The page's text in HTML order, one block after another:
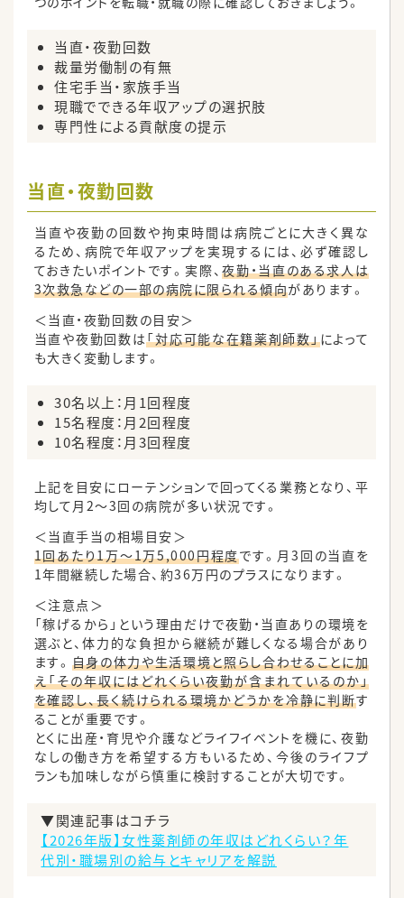
当直・夜勤回数
裁量労働制の有無
住宅手当・家族手当
現職でできる年収アップの選択肢
専門性による貢献度の提示
当直・夜勤回数
当直や夜勤の回数や拘束時間は病院ごとに大きく異な
るため、病院で年収アップを実現するには、必ず確認し
ておきたいポイントです。実際、夜勤・当直のある求人は
3次救急などの一部の病院に限られる傾向があります。
＜当直・夜勤回数の目安＞
当直や夜勤回数は「対応可能な在籍薬剤師数」によって
も大きく変動します。
30名以上：月1回程度
15名程度：月2回程度
10名程度：月3回程度
上記を目安にローテンションで回ってくる業務となり、平
均して月2〜3回の病院が多い状況です。
＜当直手当の相場目安＞
1回あたり1万～1万5,000円程度です。月3回の当直を
1年間継続した場合、約36万円のプラスになります。
＜注意点＞
「稼げるから」という理由だけで夜勤・当直ありの環境を
選ぶと、体力的な負担から継続が難しくなる場合があり
ます。 自身の体力や生活環境と照らし合わせることに加
え「その年収にはどれくらい夜勤が含まれているのか」
を確認し、長く続けられる環境かどうかを冷静に判断す
ることが重要です。
とくに出産・育児や介護などライフイベントを機に、夜勤
なしの働き方を希望する方もいるため、今後のライフプ
ランも加味しながら慎重に検討することが大切です。
▼関連記事はコチラ
【2026年版】女性薬剤師の年収はどれくらい？年
代別・職場別の給与とキャリアを解説